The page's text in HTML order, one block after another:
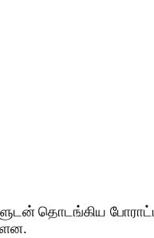
தொடங்கிய